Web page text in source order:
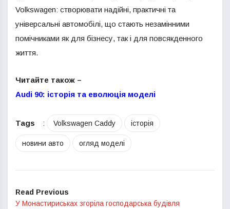
Volkswagen: створювати надійні, практичні та
універсальні автомобілі, що стають незамінними
помічниками як для бізнесу, так і для повсякденного
життя.
Читайте також –
Audi 90: історія та еволюція моделі
Tags : Volkswagen Caddy історія
новини авто огляд моделі
Read Previous
У Монастириськах згоріла господарська будівля